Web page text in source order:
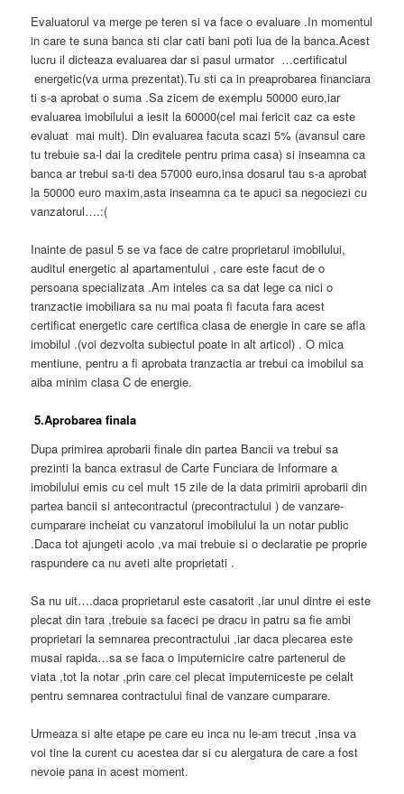
Evaluatorul va merge pe teren si va face o evaluare .In momentul
in care te suna banca sti clar cati bani poti lua de la banca.Acest
lucru il dicteaza evaluarea dar si pasul urmator …certificatul
energetic(va urma prezentat).Tu sti ca in preaprobarea financiara
ti s-a aprobat o suma .Sa zicem de exemplu 50000 euro,iar
evaluarea imobilului a iesit la 60000(cel mai fericit caz ca este
evaluat mai mult). Din evaluarea facuta scazi 5% (avansul care
tu trebuie sa-l dai la creditele pentru prima casa) si inseamna ca
banca ar trebui sa-ti dea 57000 euro,insa dosarul tau s-a aprobat
la 50000 euro maxim,asta inseamna ca te apuci sa negociezi cu
vanzatorul….:(
Inainte de pasul 5 se va face de catre proprietarul imobilului,
auditul energetic al apartamentului , care este facut de o
persoana specializata .Am inteles ca sa dat lege ca nici o
tranzactie imobiliara sa nu mai poata fi facuta fara acest
certificat energetic care certifica clasa de energie in care se afla
imobilul .(voi dezvolta subiectul poate in alt articol) . O mica
mentiune, pentru a fi aprobata tranzactia ar trebui ca imobilul sa
aiba minim clasa C de energie.
5.Aprobarea finala
Dupa primirea aprobarii finale din partea Bancii va trebui sa
prezinti la banca extrasul de Carte Funciara de Informare a
imobilului emis cu cel mult 15 zile de la data primirii aprobarii din
partea bancii si antecontractul (precontractului ) de vanzare-
cumparare incheiat cu vanzatorul imobilului la un notar public
.Daca tot ajungeti acolo ,va mai trebuie si o declaratie pe proprie
raspundere ca nu aveti alte proprietati .
Sa nu uit….daca proprietarul este casatorit ,iar unul dintre ei este
plecat din tara ,trebuie sa faceci pe dracu in patru sa fie ambi
proprietari la semnarea precontractului ,iar daca plecarea este
musai rapida…sa se faca o imputernicire catre partenerul de
viata ,tot la notar ,prin care cel plecat imputerniceste pe celalt
pentru semnarea contractului final de vanzare cumparare.
Urmeaza si alte etape pe care eu inca nu le-am trecut ,insa va
voi tine la curent cu acestea dar si cu alergatura de care a fost
nevoie pana in acest moment.